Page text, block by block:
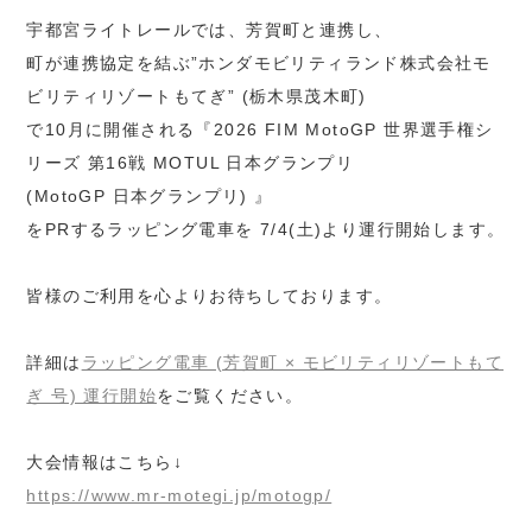
宇都宮ライトレールでは、芳賀町と連携し、
町が連携協定を結ぶ”ホンダモビリティランド株式会社モ
ビリティリゾートもてぎ” (栃木県茂木町)
で10月に開催される『2026 FIM MotoGP 世界選手権シ
リーズ 第16戦 MOTUL 日本グランプリ
(MotoGP 日本グランプリ) 』
をPRするラッピング電車を 7/4(土)より運行開始します。
皆様のご利用を心よりお待ちしております。
詳細は ラッピング電車 (芳賀町 × モビリティリゾートもて
ぎ 号) 運行開始をご覧ください。
大会情報はこちら↓
https://www.mr-motegi.jp/motogp/